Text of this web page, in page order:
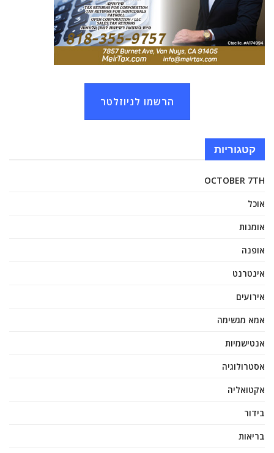
הרשמו לניוזלטר
קטגוריות
OCTOBER 7TH
אוכל
אומנות
אופנה
אינטרנט
אירועים
אמא מגשימה
אנטישמיות
אסטרולוגיה
אקטואליה
בידור
בריאות